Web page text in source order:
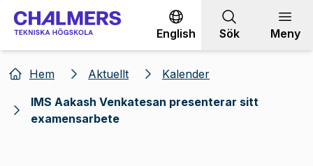
Gå till innehållet
English Sök Meny
Hem Aktuellt
Kalender
IMS Aakash Venkatesan presenterar sitt
examensarbete